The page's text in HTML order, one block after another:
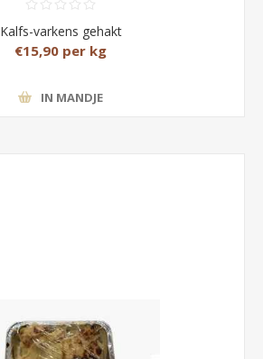
Kalfs-varkens gehakt
€15,90 per kg
IN MANDJE